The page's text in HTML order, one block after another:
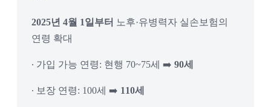
2025년 4월 1일부터 노후·유병력자 실손보험의
연령 확대
∙ 가입 가능 연령: 현행 70~75세 ➡️ 90세
∙ 보장 연령: 100세 ➡️ 110세